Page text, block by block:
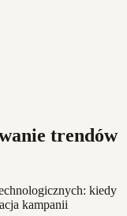
trendów
kiedy
kampanii